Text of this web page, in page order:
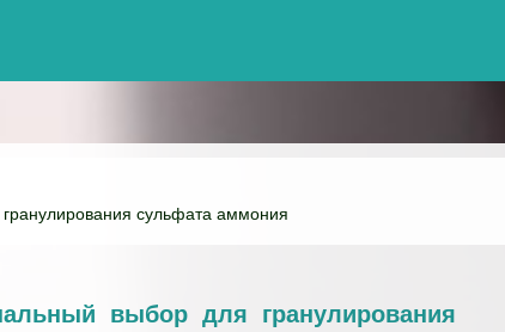
сульфата аммония
выбор для гранулирования